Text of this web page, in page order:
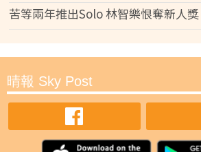
苦等兩年推出Solo 林智樂恨奪新人獎
晴報 Sky Post